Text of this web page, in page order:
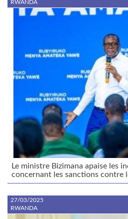
RWANDA
Le ministre Bizimana apaise les
concernant les sanctions contre
27/03/2025
RWANDA